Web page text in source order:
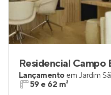
Residencial Campo
Lançamento em Jardim
59 e 62 m²